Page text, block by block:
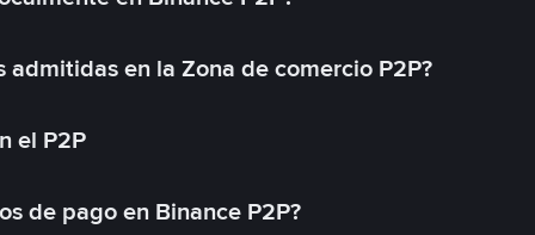
admitidas en la Zona de comercio P2P?
el P2P
de pago en Binance P2P?